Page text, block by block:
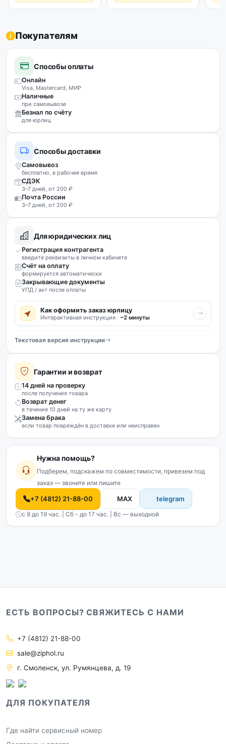
Покупателям
Способы оплаты
Онлайн
Visa, Mastercard, МИР
Наличные
при самовывозе
Безнал по счёту
для юрлиц
Способы доставки
Самовывоз
бесплатно, в рабочее время
СДЭК
3–7 дней, от 200 ₽
Почта России
3–7 дней, от 200 ₽
Для юридических лиц
Регистрация контрагента
введите реквизиты в личном кабинете
Счёт на оплату
формируется автоматически
Закрывающие документы
УПД / акт после оплаты
Как оформить заказ юрлицу
Интерактивная инструкция · ~2 минуты
Текстовая версия инструкции
Гарантии и возврат
14 дней на проверку
после получения товара
Возврат денег
в течение 10 дней на ту же карту
Замена брака
если товар повреждён в доставке или неисправен
Нужна помощь?
Подберем, подскажем по совместимости, привезем под
заказ — звоните или пишите
+7 (4812) 21-88-00 MAX telegram
с 9 до 19 час. | Сб - до 17 час. | Вс — выходной
ЕСТЬ ВОПРОСЫ? СВЯЖИТЕСЬ С НАМИ
+7 (4812) 21-88-00
sale@ziphol.ru
г. Смоленск, ул. Румянцева, д. 19
ДЛЯ ПОКУПАТЕЛЯ
Где найти сервисный номер